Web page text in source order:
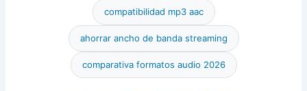
compatibilidad mp3 aac
ahorrar ancho de banda streaming
comparativa formatos audio 2026